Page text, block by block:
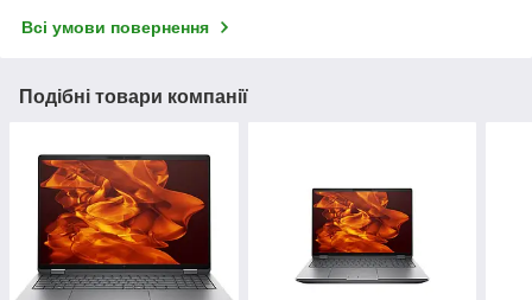
Всі умови повернення
Подібні товари компанії